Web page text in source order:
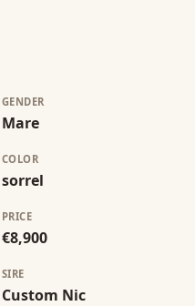
GENDER
Mare
COLOR
sorrel
PRICE
€8,900
SIRE
Custom Nic